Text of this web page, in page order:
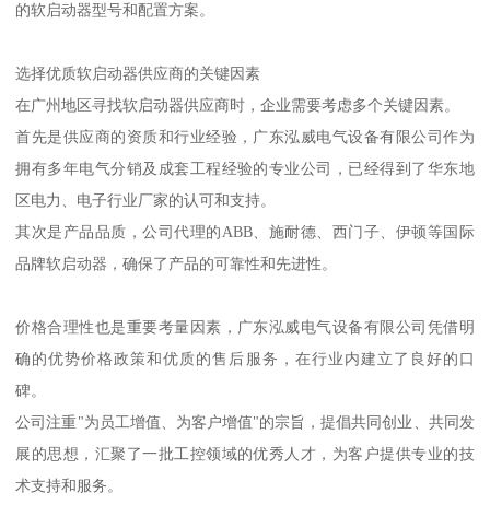
的软启动器型号和配置方案。
选择优质软启动器供应商的关键因素
在广州地区寻找软启动器供应商时，企业需要考虑多个关键因素。
首先是供应商的资质和行业经验，广东泓威电气设备有限公司作为
拥有多年电气分销及成套工程经验的专业公司，已经得到了华东地
区电力、电子行业厂家的认可和支持。
其次是产品品质，公司代理的ABB、施耐德、西门子、伊顿等国际
品牌软启动器，确保了产品的可靠性和先进性。
价格合理性也是重要考量因素，广东泓威电气设备有限公司凭借明
确的优势价格政策和优质的售后服务，在行业内建立了良好的口
碑。
公司注重"为员工增值、为客户增值"的宗旨，提倡共同创业、共同发
展的思想，汇聚了一批工控领域的优秀人才，为客户提供专业的技
术支持和服务。